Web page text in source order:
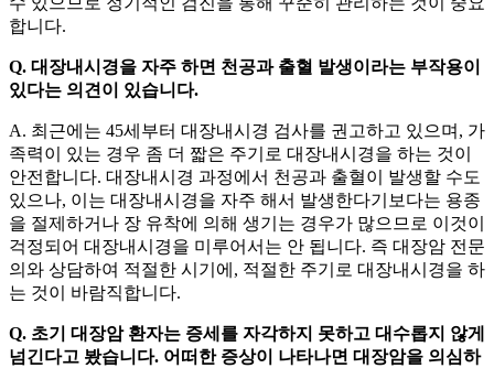
합니다.
Q. 대장내시경을 자주 하면 천공과 출혈 발생이라는 부작용이
있다는 의견이 있습니다.
A. 최근에는 45세부터 대장내시경 검사를 권고하고 있으며, 가
족력이 있는 경우 좀 더 짧은 주기로 대장내시경을 하는 것이
안전합니다. 대장내시경 과정에서 천공과 출혈이 발생할 수도
있으나, 이는 대장내시경을 자주 해서 발생한다기보다는 용종
을 절제하거나 장 유착에 의해 생기는 경우가 많으므로 이것이
걱정되어 대장내시경을 미루어서는 안 됩니다. 즉 대장암 전문
의와 상담하여 적절한 시기에, 적절한 주기로 대장내시경을 하
는 것이 바람직합니다.
Q. 초기 대장암 환자는 증세를 자각하지 못하고 대수롭지 않게
넘긴다고 봤습니다. 어떠한 증상이 나타나면 대장암을 의심하